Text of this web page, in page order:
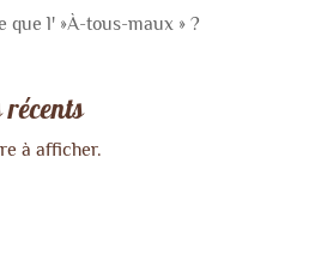
que l' »À-tous-maux » ?
à afficher.